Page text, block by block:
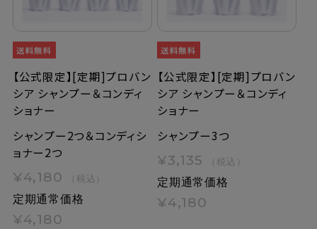
【公式限定】[定期]プロバン
シア シャンプー＆コンディ
ショナー
シャンプー2つ＆コンディシ
ョナー2つ
¥4,180 （税込）
定期通常価格
¥4,180
【公式限定】[定期]プロバン
シア シャンプー＆コンディ
ショナー
シャンプー3つ
¥3,135 （税込）
定期通常価格
¥4,180